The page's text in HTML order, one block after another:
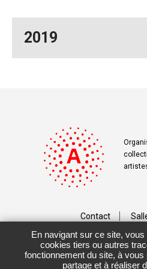
2019
Contact
Téléchargements
Vos données
En navigant sur ce site, vous
cookies tiers ou autres
fonctionnement du site, à
partage et à réaliser